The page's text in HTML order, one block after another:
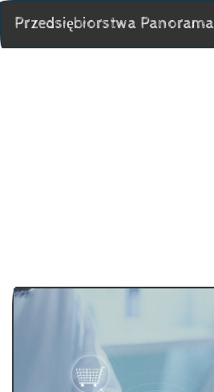
Przedsiębiorstwa Panorama